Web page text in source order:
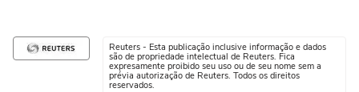
Reuters - Esta publicação inclusive informação e dados
são de propriedade intelectual de Reuters. Fica
expresamente proibido seu uso ou de seu nome sem a
prévia autorização de Reuters. Todos os direitos
reservados.